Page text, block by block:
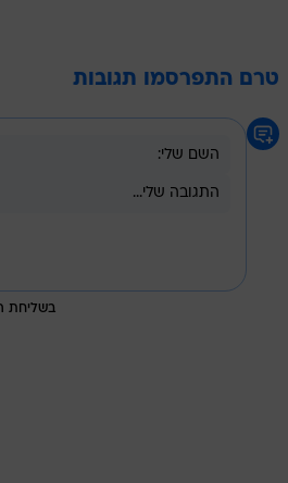
טרם התפרסמו תגובות
בשליחת